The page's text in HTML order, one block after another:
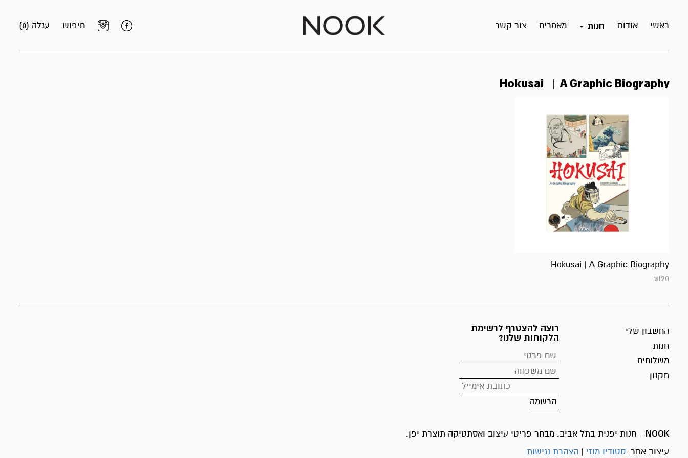
ראשי אודות חנות מאמרים צור קשר עגלה (0) חיפוש
Hokusai | A Graphic Biography
Hokusai | A Graphic Biography
₪120
החשבון שלי
חנות
משלוחים
תקנון
רוצה להצטרף לרשימת
הלקוחות שלנו?
NOOK - חנות יפנית בתל אביב. מבחר פריטי עיצוב ואסתטיקה תוצרת יפן.
עיצוב אתר: סטודיו מוזי | הצהרת נגישות